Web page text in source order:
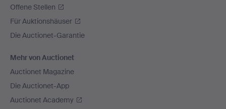
Offene Stellen
Für Auktionshäuser
Die Auctionet-Garantie
Mehr von Auctionet
Auctionet Magazine
Die Auctionet-App
Auctionet Academy